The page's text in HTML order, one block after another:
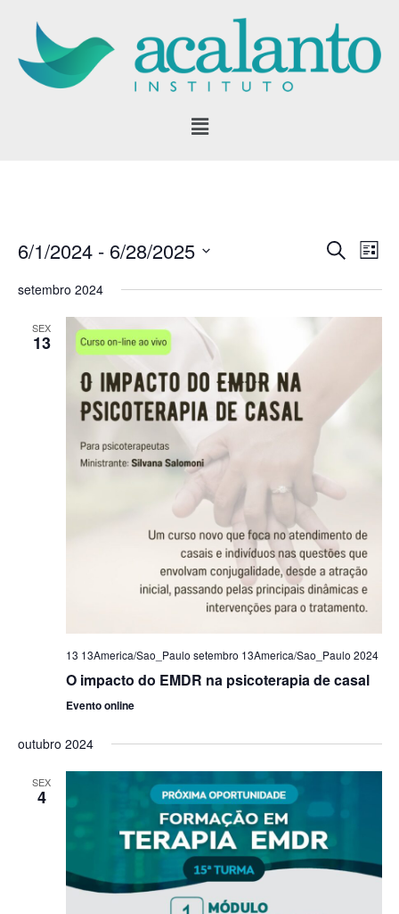
Pular
para
o
conteúdo
Events
Search
and
SEARCH
LIST
6/1/2024 - 6/28/2025
date.
setembro 2024
SEX
13
13 13America/Sao_Paulo setembro 13America/Sao_Paulo 2024
O impacto do EMDR na psicoterapia de casal
Evento online
outubro 2024
SEX
4